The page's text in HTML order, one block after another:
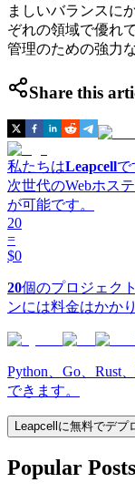
ましいバランスに
ぞれの領域で優れ
管理のための強力
Share this
私たちはLeapcellで
次世代のWebホス
が可能です。
20
=
$0
20個のプロジェク
ンには料金はかか
Python、Go、Rust
できます。
Leapcellに無料でデプ
Popular Posts